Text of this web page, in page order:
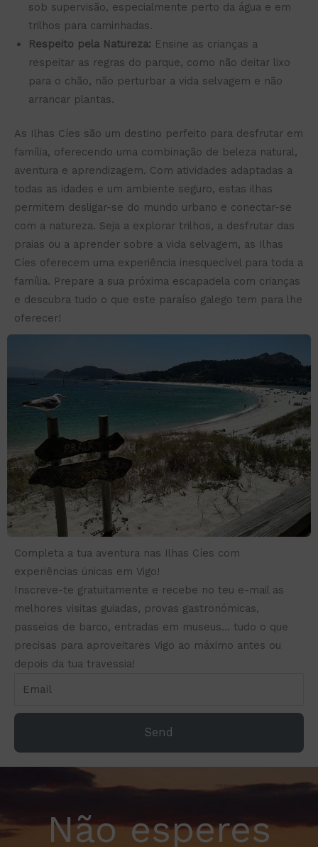
sob supervisão, especialmente perto da água e em
trilhos para caminhadas.
Respeito pela Natureza: Ensine as crianças a
respeitar as regras do parque, como não deitar lixo
para o chão, não perturbar a vida selvagem e não
arrancar plantas.
As Ilhas Cíes são um destino perfeito para desfrutar em
família, oferecendo uma combinação de beleza natural,
aventura e aprendizagem. Com atividades adaptadas a
todas as idades e um ambiente seguro, estas ilhas
permitem desligar-se do mundo urbano e conectar-se
com a natureza. Seja a explorar trilhos, a desfrutar das
praias ou a aprender sobre a vida selvagem, as Ilhas
Cíes oferecem uma experiência inesquecível para toda a
família. Prepare a sua próxima escapadela com crianças
e descubra tudo o que este paraíso galego tem para lhe
oferecer!
Completa a tua aventura nas Ilhas Cíes com
experiências únicas em Vigo!
Inscreve-te gratuitamente e recebe no teu e-mail as
melhores visitas guiadas, provas gastronómicas,
passeios de barco, entradas em museus… tudo o que
precisas para aproveitares Vigo ao máximo antes ou
depois da tua travessia!
Send
Não esperes